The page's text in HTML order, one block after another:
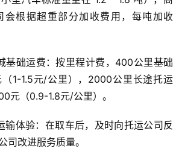
会根据超重部分加收费用，每吨加收
基础运费：按里程计费，400公里基础
1-1.5元/公里），2000公里长途托运
元（0.9-1.8元/公里）。
输体验：在取车后，及时向托运公司反
司改进服务质量。